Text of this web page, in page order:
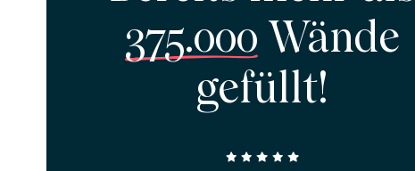
375.000 Wände
gefüllt!